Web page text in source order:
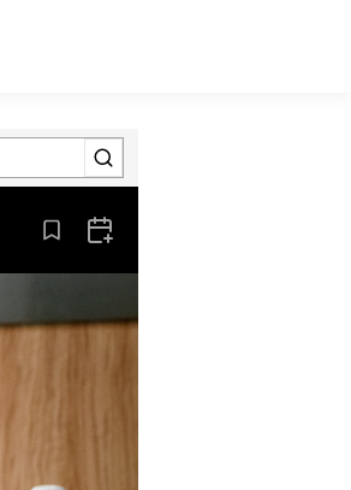
Aus den Lesezeichen entfernen
Zum Kalender hinzufügen